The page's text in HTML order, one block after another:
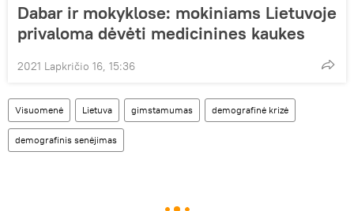
Dabar ir mokyklose: mokiniams Lietuvoje
privaloma dėvėti medicinines kaukes
2021 Lapkričio 16, 15:36
Visuomenė Lietuva gimstamumas demografinė krizė
demografinis senėjimas